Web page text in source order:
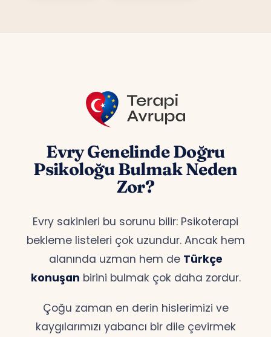
Evry Genelinde Doğru
Psikoloğu Bulmak Neden
Zor?
Evry sakinleri bu sorunu bilir: Psikoterapi
bekleme listeleri çok uzundur. Ancak hem
alanında uzman hem de Türkçe
konuşan birini bulmak çok daha zordur.
Çoğu zaman en derin hislerimizi ve
kaygılarımızı yabancı bir dile çevirmek